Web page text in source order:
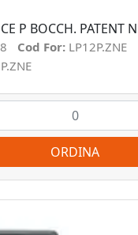
P BOCCH. PATENT
Cod For: LP12P.ZNE
ORDINA